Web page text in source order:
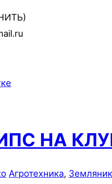
НА
Агротехника,